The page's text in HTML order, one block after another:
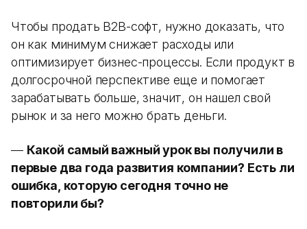
Чтобы продать B2B-софт, нужно доказать, что
он как минимум снижает расходы или
оптимизирует бизнес-процессы. Если продукт в
долгосрочной перспективе еще и помогает
зарабатывать больше, значит, он нашел свой
рынок и за него можно брать деньги.
— Какой самый важный урок вы получили в
первые два года развития компании? Есть ли
ошибка, которую сегодня точно не
повторили бы?